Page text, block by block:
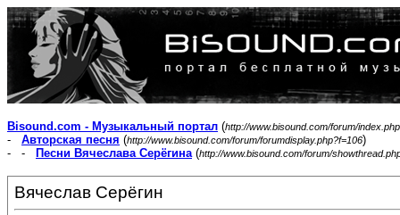
Bisound.com - Музыкальный портал (http://www.bisound.com/forum/index.php
- Авторская песня (http://www.bisound.com/forum/forumdisplay.php?f=106)
- -
Песни Вячеслава Серёгина(http://www.bisound.com/forum/
Вячеслав Серёгин